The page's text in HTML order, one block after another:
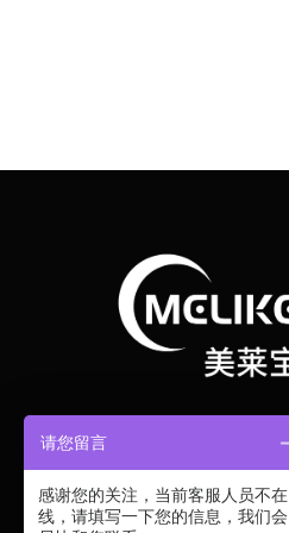
请您留言
感谢您的关注，当前客服人员不在
线，请填写一下您的信息，我们会